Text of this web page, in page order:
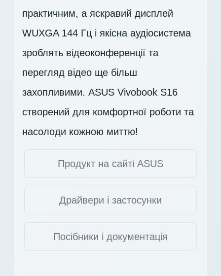
практичним, а яскравий дисплей
WUXGA 144 Гц і якісна аудіосистема
зроблять відеоконференції та
перегляд відео ще більш
захопливими. ASUS Vivobook S16
створений для комфортної роботи та
насолоди кожною миттю!
Продукт на сайті ASUS
Драйвери і застосунки
Посібники і документація